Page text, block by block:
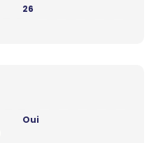
26
Oui